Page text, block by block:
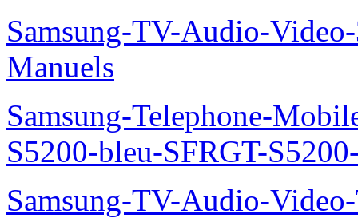
Samsung-TV-Audio-
Manuels
Samsung-Telephone-
S5200-bleu-SFRGT-
Samsung-TV-Audio-